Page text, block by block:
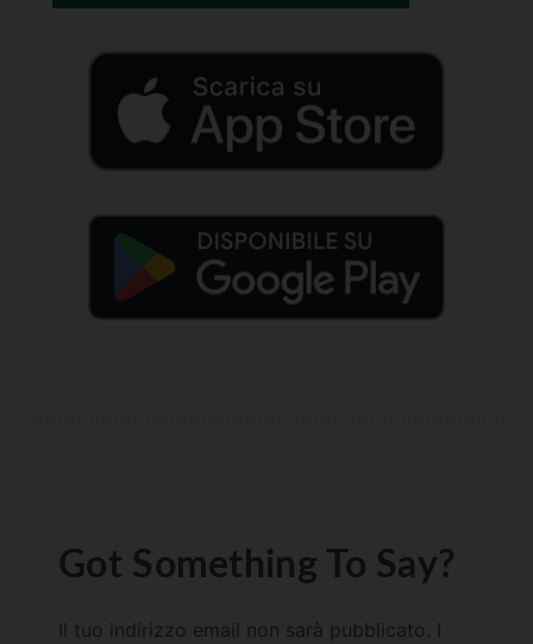
Got Something To Say?
Il tuo indirizzo email non sarà pubblicato.